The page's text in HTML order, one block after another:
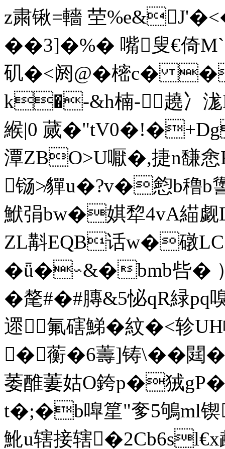
z粛锹=轖 茔
��3]�%� 嘴叟€倚
矶 �<阏@�樒c�
k�-&h楠-趬冫
緱|0 蒇
潭ZBO>U嚈�,捷n馦
铴≯貚u�?v�憌b穞
鮲弲bw�娸犂4vA緢
ZL斠EQB话w�礅LC1
�ǖ�∽&�bmb呰� ）
�氂#�#膞&5怭qR緑
遝氟磍鮷�紋�<轸
�蘅�6薵]铸\��
萎醀萋姑O銙p�狨
t�;�b嘷篂"奓5鴝ml锲
魤u辖接辖�2Cb6sl€x